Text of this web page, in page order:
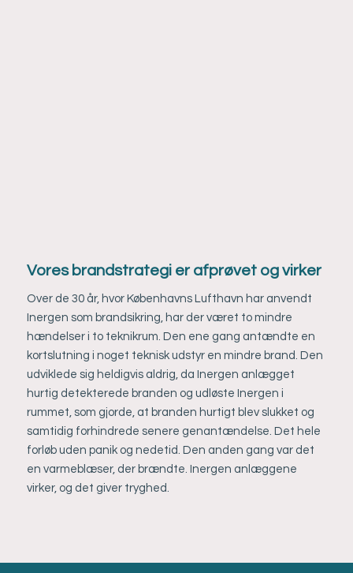
Vores brandstrategi er afprøvet og virker
Over de 30 år, hvor Københavns Lufthavn har anvendt
Inergen som brandsikring, har der været to mindre
hændelser i to teknikrum. Den ene gang antændte en
kortslutning i noget teknisk udstyr en mindre brand. Den
udviklede sig heldigvis aldrig, da Inergen anlægget
hurtig detekterede branden og udløste Inergen i
rummet, som gjorde, at branden hurtigt blev slukket og
samtidig forhindrede senere genantændelse. Det hele
forløb uden panik og nedetid. Den anden gang var det
en varmeblæser, der brændte. Inergen anlæggene
virker, og det giver tryghed.